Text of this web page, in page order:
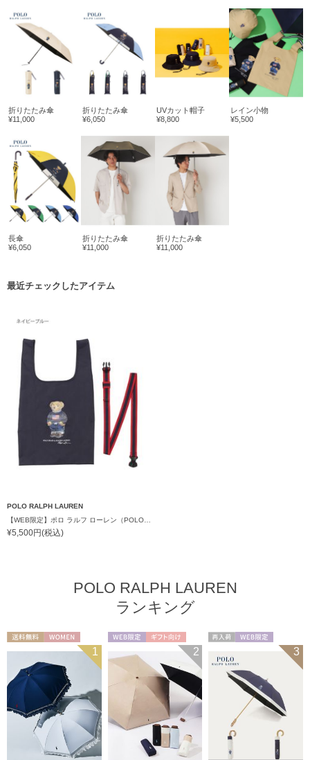
折りたたみ傘
¥11,000
折りたたみ傘
¥6,050
UVカット帽子
¥8,800
レイン小物
¥5,500
長傘
¥6,050
折りたたみ傘
¥11,000
折りたたみ傘
¥11,000
最近チェックしたアイテム
POLO RALPH LAUREN
¥5,500円(税込)
POLO RALPH LAUREN
ランキング
1
ギフト向け
UNISEX
2
WOMEN
3